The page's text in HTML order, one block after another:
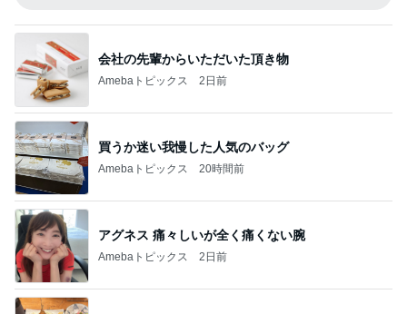
会社の先輩からいただいた頂き物
Amebaトピックス 2日前
買うか迷い我慢した人気のバッグ
Amebaトピックス 20時間前
アグネス 痛々しいが全く痛くない腕
Amebaトピックス 2日前